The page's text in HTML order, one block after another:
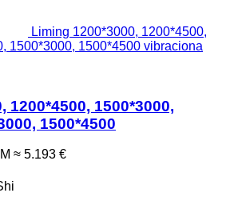
Liming 1200*3000, 1200*4500,
1500*3000, 1500*4500 vibraciona
1200*4500, 1500*3000,
1500*4500
≈ 5.193 €